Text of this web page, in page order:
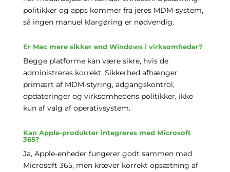
politikker og apps kommer fra jeres MDM-system,
så ingen manuel klargøring er nødvendig.
Er Mac mere sikker end Windows i virksomheder?
Begge platforme kan være sikre, hvis de
administreres korrekt. Sikkerhed afhænger
primært af MDM-styring, adgangskontrol,
opdateringer og virksomhedens politikker, ikke
kun af valg af operativsystem.
Kan Apple-produkter integreres med Microsoft
365?
Ja, Apple-enheder fungerer godt sammen med
Microsoft 365, men kræver korrekt opsætning af